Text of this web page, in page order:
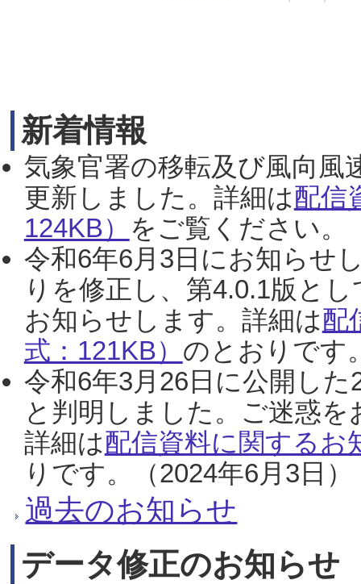
新着情報
気象官署の移転及び風向風
更新しました。詳細は配信
124KB） をご覧ください。
令和6年6月3日にお知らせ
りを修正し、第4.0.1版と
お知らせします。詳細は配
式：121KB） のとおりです
令和6年3月26日に公開し
と判明しました。ご迷惑
詳細は配信資料に関するお
りです。（2024年6月3日）
過去のお知らせ
データ修正のお知らせ